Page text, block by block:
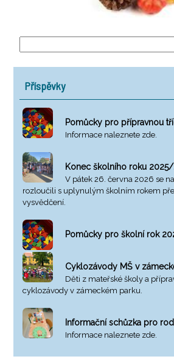
Příspěvky
Pomůcky pro přípravnou
Informace naleznete zde.
Konec školního roku
V pátek 26. června 2026 se
rozloučili s uplynulým školním rokem
vysvědčení.
Pomůcky pro školní rok
Cyklozávody MŠ v
Děti z mateřské školy a
cyklozávody v zámeckém parku.
Informační schůzka pro
Informace naleznete zde.